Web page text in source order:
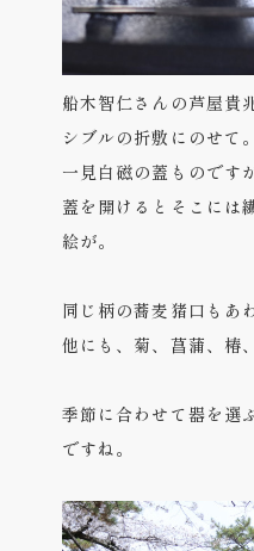
船木智仁さんの芦屋貴
シブルの折敷にのせて。
一見白磁の蓋ものですが
蓋を開けるとそこには
絵が。
同じ柄の蕎麦猪口もあ
他にも、菊、菖蒲、椿
季節に合わせて器を選
ですね。